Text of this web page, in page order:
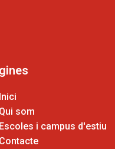
Inici
Qui som
Escoles i campus d'estiu
Contacte